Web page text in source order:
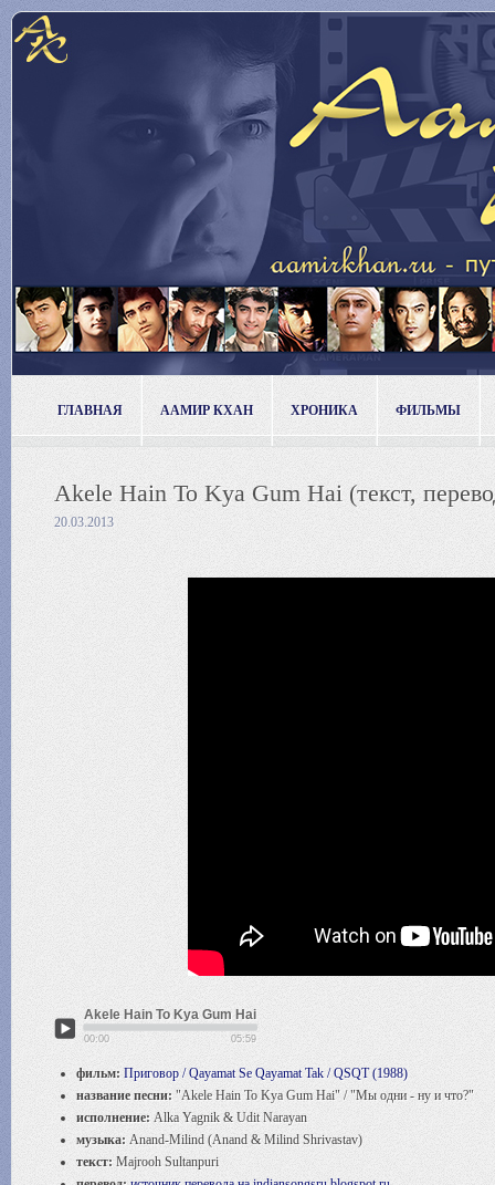
ГЛАВНАЯ ААМИР КХАН ХРОНИКА ФИЛЬМЫ
Akele Hain To Kya Gum Hai (текст,
20.03.2013
Akele Hain To Kya Gum Hai
00:00 05:59
фильм: Приговор / Qayamat Se Qayamat Tak / QSQT (1988)
название песни: "Akele Hain To Kya Gum Hai" / "Мы одни - ну и что?"
исполнение: Alka Yagnik & Udit Narayan
музыка: Anand-Milind (Anand & Milind Shrivastav)
текст: Majrooh Sultanpuri